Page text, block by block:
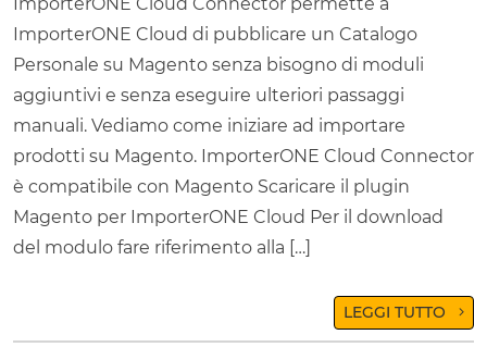
ImporterONE Cloud di pubblicare un Catalogo
Personale su Magento senza bisogno di moduli
aggiuntivi e senza eseguire ulteriori passaggi
manuali. Vediamo come iniziare ad importare
prodotti su Magento. ImporterONE Cloud Connector
è compatibile con Magento Scaricare il plugin
Magento per ImporterONE Cloud Per il download
del modulo fare riferimento alla […]
LEGGI TUTTO